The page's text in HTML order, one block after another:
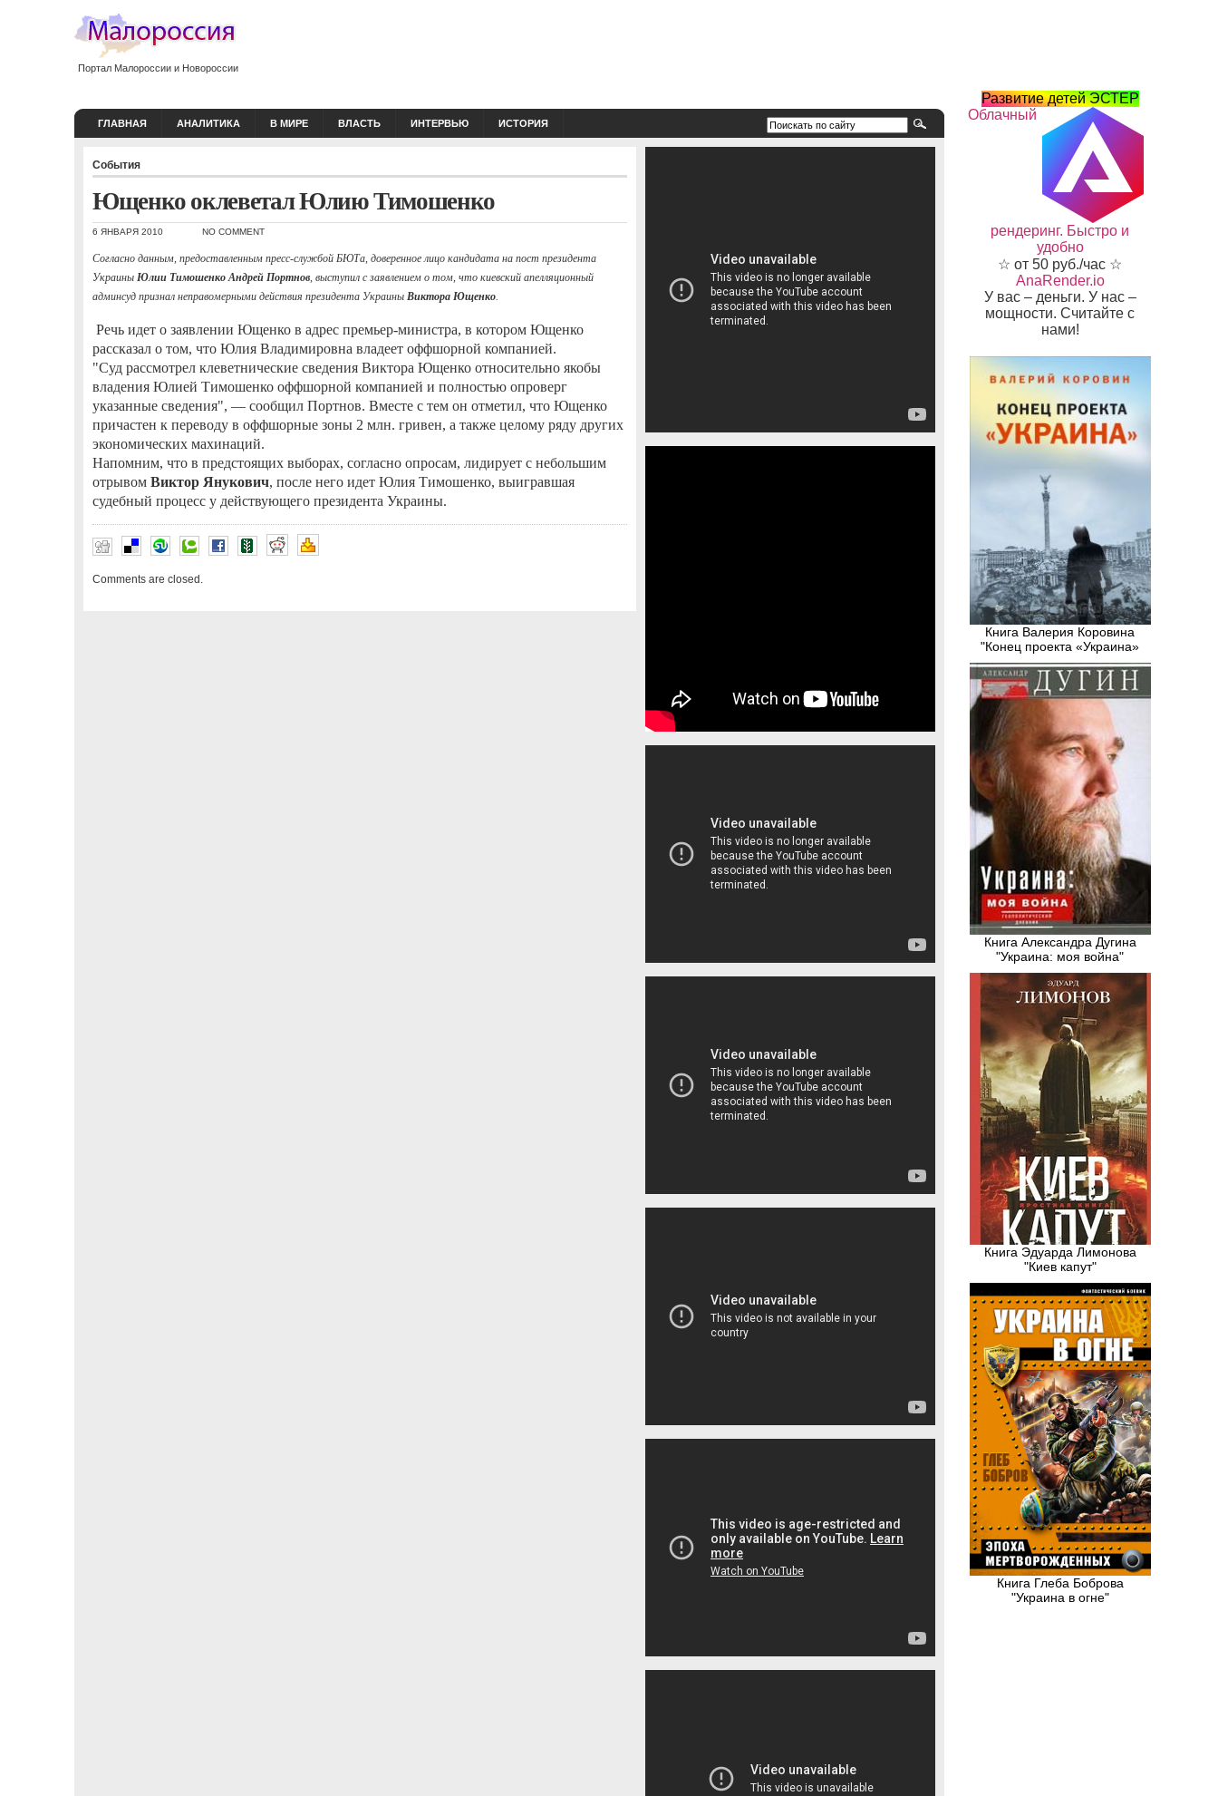
Портал Малороссии и Новороссии
ГЛАВНАЯ АНАЛИТИКА В МИРЕ ВЛАСТЬ ИНТЕРВЬЮ ИСТОРИЯ
События
Ющенко оклеветал Юлию Тимошенко
6 ЯНВАРЯ 2010 NO COMMENT
Согласно данным, предоставленным пресс-службой БЮТа, доверенное лицо кандидата на пост президента
Украины Юлии Тимошенко Андрей Портнов, выступил с заявлением о том, что киевский апелляционный
админсуд признал неправомерными действия президента Украины Виктора Ющенко.
Речь идет о заявлении Ющенко в адрес премьер-министра, в котором Ющенко
рассказал о том, что Юлия Владимировна владеет оффшорной компанией.
"Суд рассмотрел клеветнические сведения Виктора Ющенко относительно якобы
владения Юлией Тимошенко оффшорной компанией и полностью опроверг
указанные сведения", — сообщил Портнов. Вместе с тем он отметил, что Ющенко
причастен к переводу в оффшорные зоны 2 млн. гривен, а также целому ряду других
экономических махинаций.
Напомним, что в предстоящих выборах, согласно опросам, лидирует с небольшим
отрывом Виктор Янукович, после него идет Юлия Тимошенко, выигравшая
судебный процесс у действующего президента Украины.
Comments are closed.
Развитие детей ЭСТЕР
Облачный
рендеринг. Быстро и
удобно
☆ от 50 руб./час ☆
AnaRender.io
У вас – деньги. У нас –
мощности. Считайте с
нами!
Книга Валерия Коровина
"Конец проекта «Украина»
Книга Александра Дугина
"Украина: моя война"
Книга Эдуарда Лимонова
"Киев капут"
Книга Глеба Боброва
"Украина в огне"